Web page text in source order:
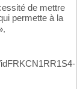
de mettre
permette à la